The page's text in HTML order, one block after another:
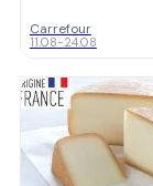
Carrefour
11.08-24.08